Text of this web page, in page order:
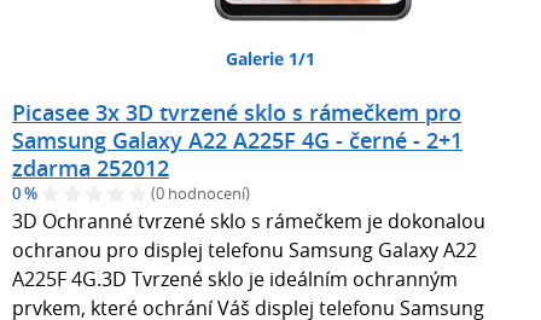
Galerie 1/1
Picasee 3x 3D tvrzené sklo s rámečkem pro
Samsung Galaxy A22 A225F 4G - černé - 2+1
zdarma 252012
0 % (0 hodnocení)
3D Ochranné tvrzené sklo s rámečkem je dokonalou
ochranou pro displej telefonu Samsung Galaxy A22
A225F 4G.3D Tvrzené sklo je ideálním ochranným
prvkem, které ochrání Váš displej telefonu Samsung